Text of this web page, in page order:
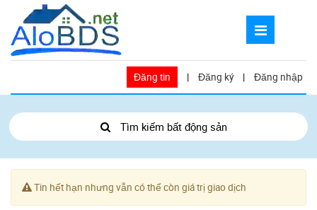
Đăng tin | Đăng ký | Đăng nhập
Tìm kiếm bất động sản
Tin hết hạn nhưng vẫn có thể còn giá trị giao dịch